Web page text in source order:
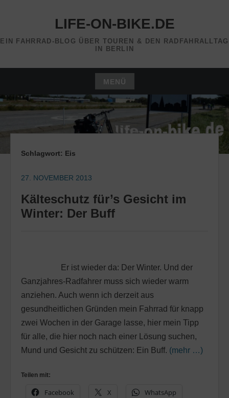
LIFE-ON-BIKE.DE
EIN FAHRRAD-BLOG ÜBER TOUREN & DEN RADFAHRALLTAG
IN BERLIN
MENÜ
Zum
Inhalt
Schlagwort: Eis
27. NOVEMBER 2013
Kälteschutz für’s Gesicht im
Winter: Der Buff
Er ist wieder da: Der Winter. Und der
Ganzjahres-Radfahrer muss sich wieder warm
anziehen. Auch wenn ich derzeit aus
gesundheitlichen Gründen mein Fahrrad für knapp
zwei Wochen in der Garage lasse, hier mein Tipp
für alle, die hier noch nach einer Lösung suchen,
Mund und Gesicht zu schützen: Ein Buff. (mehr …)
Teilen mit:
Facebook X WhatsApp